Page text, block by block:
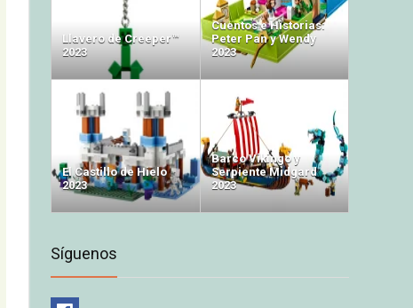
Llavero de Creeper™
2023
Cuentos e Historias:
Peter Pan y Wendy
2023
El Castillo de Hielo
2023
Barco Vikingo y
Serpiente Midgard
2023
Síguenos